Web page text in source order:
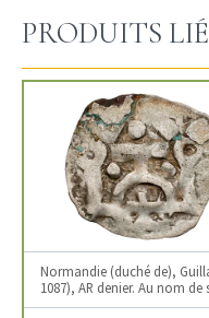
PRODUITS
Normandie (duché de),
1087), AR denier. Au nom